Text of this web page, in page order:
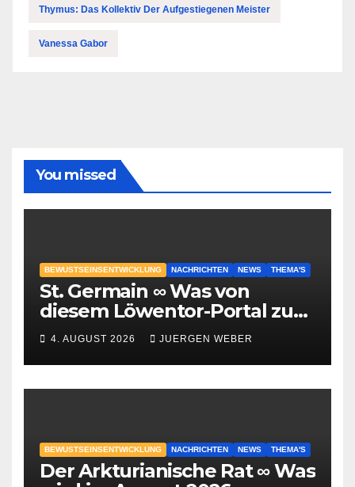
Thymus: Das Kollektiv Der Aufgestiegenen Meister
Vanessa Gabor
You missed
BEWUSTSEINSENTWICKLUNG NACHRICHTEN NEWS THEMA'S
St. Germain ∞ Was von
diesem Löwentor-Portal zu
erwarten ist
4. AUGUST 2026 JUERGEN WEBER
BEWUSTSEINSENTWICKLUNG NACHRICHTEN NEWS THEMA'S
Der Arkturianische Rat ∞ Was